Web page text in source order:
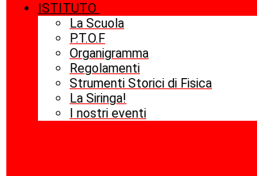
ISTITUTO
La Scuola
P.T.O.F
Organigramma
Regolamenti
Strumenti Storici di Fisica
La Siringa!
I nostri eventi